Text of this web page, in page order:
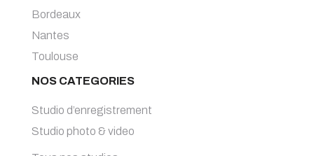
Bordeaux
Nantes
Toulouse
NOS CATEGORIES
Studio d’enregistrement
Studio photo & video